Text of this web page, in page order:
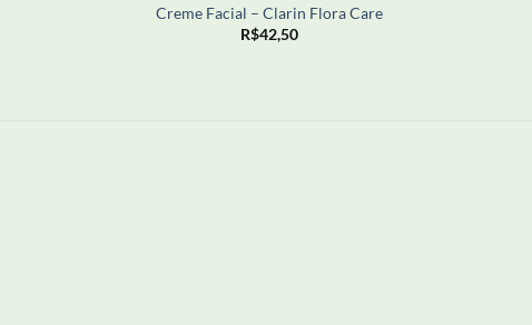
Creme Facial – Clarin Flora Care
R$42,50